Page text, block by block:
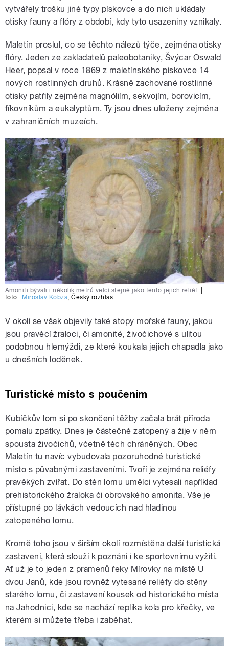
vytvářely trošku jiné typy pískovce a do nich ukládaly
otisky fauny a flóry z období, kdy tyto usazeniny vznikaly.
Maletín proslul, co se těchto nálezů týče, zejména otisky
flóry. Jeden ze zakladatelů paleobotaniky, Švýcar Oswald
Heer, popsal v roce 1869 z maletínského pískovce 14
nových rostlinných druhů. Krásně zachované rostlinné
otisky patřily zejména magnóliím, sekvojím, borovicím,
fíkovníkům a eukalyptům. Ty jsou dnes uloženy zejména
v zahraničních muzeích.
Amoniti bývali i několik metrů velcí stejně jako tento jejich reliéf
foto: Miroslav Kobza,Český rozhlas
V okolí se však objevily také stopy mořské fauny, jakou
jsou pravěcí žraloci, či amonité, živočichové s ulitou
podobnou hlemýždi, ze které koukala jejich chapadla jako
u dnešních loděnek.
Turistické místo s poučením
Kubíčkův lom si po skončení těžby začala brát příroda
pomalu zpátky. Dnes je částečně zatopený a žije v něm
spousta živočichů, včetně těch chráněných. Obec
Maletín tu navíc vybudovala pozoruhodné turistické
místo s půvabnými zastaveními. Tvoří je zejména reliéfy
pravěkých zvířat. Do stěn lomu umělci vytesali například
prehistorického žraloka či obrovského amonita. Vše je
přístupné po lávkách vedoucích nad hladinou
zatopeného lomu.
Kromě toho jsou v širším okolí rozmístěna další turistická
zastavení, která slouží k poznání i ke sportovnímu vyžití.
Ať už je to jeden z pramenů řeky Mírovky na místě U
dvou Janů, kde jsou rovněž vytesané reliéfy do stěny
starého lomu, či zastavení kousek od historického místa
na Jahodnici, kde se nachází replika kola pro křečky, ve
kterém si můžete třeba i zaběhat.